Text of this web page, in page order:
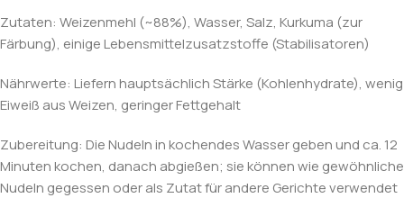
Zutaten: Weizenmehl (~88%), Wasser, Salz, Kurkuma (zur
Färbung), einige Lebensmittelzusatzstoffe (Stabilisatoren)
Nährwerte: Liefern hauptsächlich Stärke (Kohlenhydrate), wenig
Eiweiß aus Weizen, geringer Fettgehalt
Zubereitung: Die Nudeln in kochendes Wasser geben und ca. 12
Minuten kochen, danach abgießen; sie können wie gewöhnliche
Nudeln gegessen oder als Zutat für andere Gerichte verwendet